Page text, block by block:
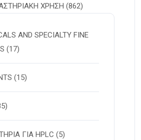
ΧΡΗΣΗ (862)
AND SPECIALTY FINE
(17)
(15)
ΓΙΑ HPLC (5)